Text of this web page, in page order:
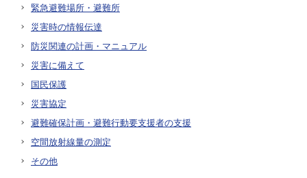
緊急避難場所・避難所
災害時の情報伝達
防災関連の計画・マニュアル
災害に備えて
国民保護
災害協定
避難確保計画・避難行動要支援者の支援
空間放射線量の測定
その他